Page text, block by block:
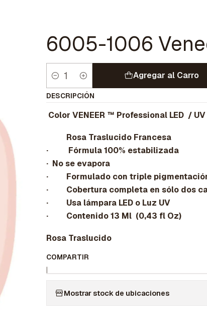
6005-1006
Cantidad
Agregar al Carro
DESCRIPCIÓN
Color VENEER ™ Professional LED /
Rosa Traslucido Francesa
· Fórmula 100% estabilizada
· No se evapora
· Formulado con triple
· Cobertura completa en sólo dos
· Usa lámpara LED o Luz UV
· Contenido 13 Ml (0,43 fl Oz)
Rosa Traslucido
COMPARTIR
|
Mostrar stock de ubicaciones